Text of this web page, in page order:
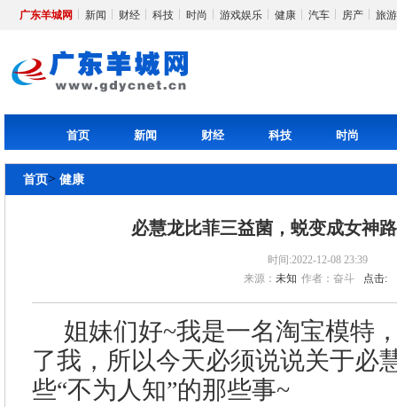
广东羊城网 新闻 财经 科技 时尚 游戏娱乐 健康 汽车 房产 旅游
首页 新闻 财经 科技 时尚
首页> 健康
必慧龙比菲三益菌，蜕变成女神
时间:2022-12-08 23:39
来源： 未知 作者：奋斗 点击:
姐妹们好~我是一名淘宝模特
了我，所以今天必须说说关于必
些“不为人知”的那些事~